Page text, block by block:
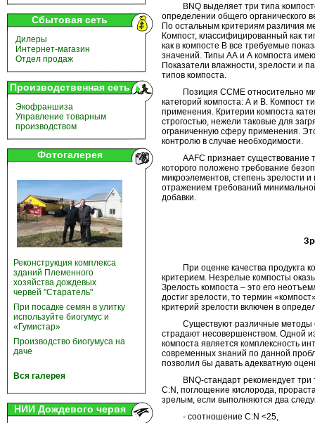
Сбытовая сеть
Дилеры
Интернет-магазин
Отдел продаж
Производственная сеть
Экофраншиза
Управление товарным
производством
Фотогалерея
Реконструкция комплекса
зданий Племенного
хозяйства дождевых
червей "Старатель"
При посадке семян в улитку
используйте биогумус и
«Гумистар»
Производство биогумуса на
даче
Вся галерея
НИИ Дождевого червя
BNQ выделяет три типа
определении общего органического
По остальным критериям различия
Компост, классифицированный как
как в компосте В все требуемые
значений. Типы АА и А компоста
Показатели влажности, зрелости и
типов компоста.
Позиция CCME относительно
категорий компоста: А и В. Компост
применения. Критерии компоста
строгостью, нежели таковые для
ограниченную сферу применения.
контролю в случае необходимости.
AAFC признает существование
которого положено требование
микроэлементов, степень зрелости
отражением требований
добавки.
При оценке качества продукта
критерием. Незрелые компосты
Зрелость компоста – это его
достиг зрелости, то термин
критерий зрелости включен в
Существуют различные методы
страдают несовершенством. Одной
компоста является комплексность
современных знаний по данной
позволил бы давать адекватную
BNQ-стандарт рекомендует три
C:N, поглощение кислорода,
зрелым, если выполняются два
- соотношение C:N <25,